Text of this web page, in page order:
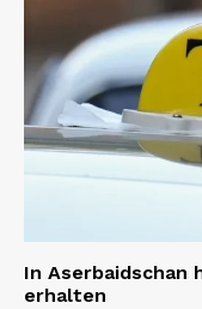
In Aserbaidschan
erhalten